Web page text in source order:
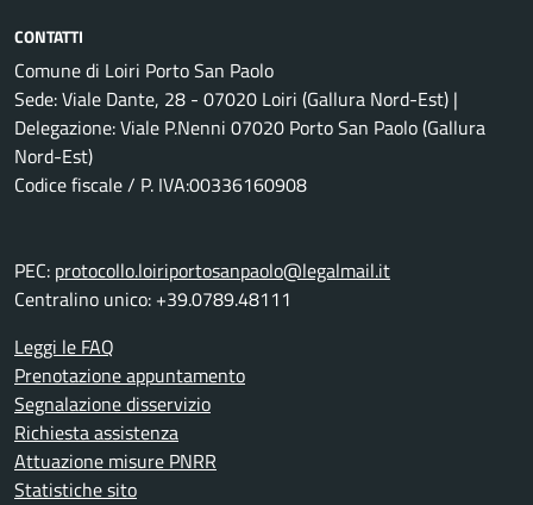
CONTATTI
Comune di Loiri Porto San Paolo
Sede: Viale Dante, 28 - 07020 Loiri (Gallura Nord-Est) |
Delegazione: Viale P.Nenni 07020 Porto San Paolo (Gallura
Nord-Est)
Codice fiscale / P. IVA:00336160908
PEC: protocollo.loiriportosanpaolo@legalmail.it
Centralino unico: +39.0789.48111
Leggi le FAQ
Prenotazione appuntamento
Segnalazione disservizio
Richiesta assistenza
Attuazione misure PNRR
Statistiche sito